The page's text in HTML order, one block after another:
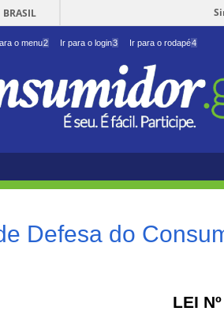
BRASIL
o menu2 Ir para o login3 Ir para o rodapé4
Defesa do
LEI